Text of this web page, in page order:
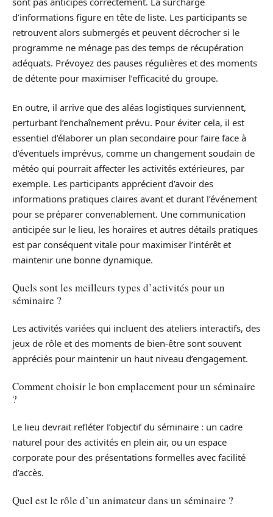
d’informations figure en tête de liste. Les participants se
retrouvent alors submergés et peuvent décrocher si le
programme ne ménage pas des temps de récupération
adéquats. Prévoyez des pauses régulières et des moments
de détente pour maximiser l’efficacité du groupe.
En outre, il arrive que des aléas logistiques surviennent,
perturbant l’enchaînement prévu. Pour éviter cela, il est
essentiel d’élaborer un plan secondaire pour faire face à
d’éventuels imprévus, comme un changement soudain de
météo qui pourrait affecter les activités extérieures, par
exemple. Les participants apprécient d’avoir des
informations pratiques claires avant et durant l’événement
pour se préparer convenablement. Une communication
anticipée sur le lieu, les horaires et autres détails pratiques
est par conséquent vitale pour maximiser l’intérêt et
maintenir une bonne dynamique.
Quels sont les meilleurs types d’activités pour un
séminaire ?
Les activités variées qui incluent des ateliers interactifs, des
jeux de rôle et des moments de bien-être sont souvent
appréciés pour maintenir un haut niveau d’engagement.
Comment choisir le bon emplacement pour un séminaire
?
Le lieu devrait refléter l’objectif du séminaire : un cadre
naturel pour des activités en plein air, ou un espace
corporate pour des présentations formelles avec facilité
d’accès.
Quel est le rôle d’un animateur dans un séminaire ?